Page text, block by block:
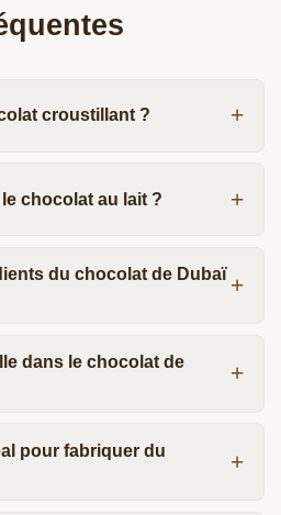
croustillant ?
chocolat au lait ?
du chocolat de Dubaï
dans le chocolat de
pour fabriquer du